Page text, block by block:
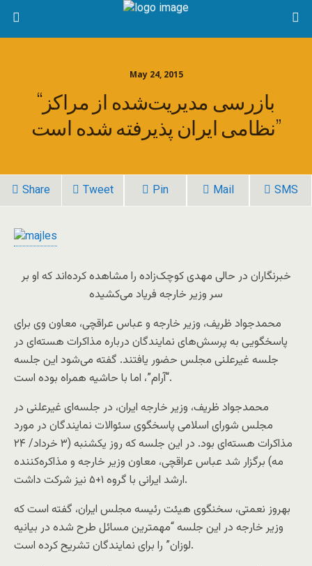
May 24, 2015
“بازرسی مدیریت‌شده از مراکز
نظامی ایران پذیرفته شده است”
Share Tweet Pin Mail SMS
خبرنگاران در حالی مهدی کوچک‌زاده را مشاهده کرده‌اند که او بر
سر وزیر خارجه فریاد می‌کشیده
محمدجواد ظریف، وزیر خارجه و عباس عراقچی‌، معاون وی برای
پاسخگویی به پرسش‌های نمایندگان درباره مذاکرات هسته‌ای در
جلسه غیرعلنی مجلس حضور یافتند. گفته می‌شود این جلسه
“آرام”، اما با حاشیه همراه بوده است.
محمدجواد ظریف، وزیر خارجه ایران، در جلسه‌ای غیرعلنی در
مجلس شورای اسلامی پاسخگوی سئوالات نمایندگان در مورد
مذاکرات هسته‌ای بود. در این جلسه که روز یکشنبه (۳ خرداد/ ۲۴
مه) برگزار شد عباس عراقچی، معاون وزیر خارجه و مذاکره‌کننده
ارشد ایرانی با گروه ۱+۵ نیز شرکت داشت.
بهروز نعمتی‌، سخنگوی هیئت رئیسه مجلس ایران، گفته است که
وزیر خارجه در این جلسه “مهمترین مسائل طرح شده در بیانیه
لوزان” را برای نمایندگان تشریح کرده است.